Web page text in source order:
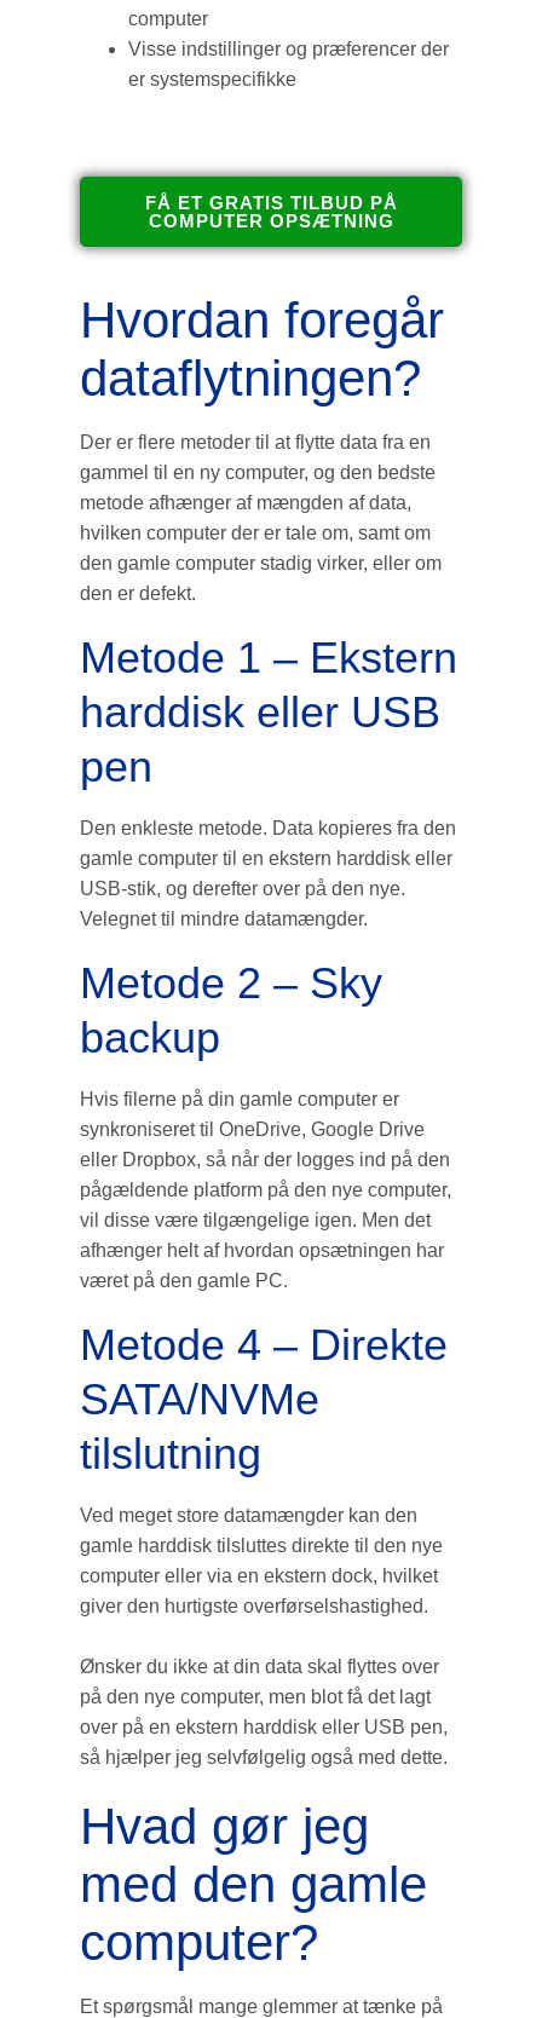
computer
Visse indstillinger og præferencer der
er systemspecifikke
FÅ ET GRATIS TILBUD PÅ
COMPUTER OPSÆTNING
Hvordan foregår
dataflytningen?
Der er flere metoder til at flytte data fra en
gammel til en ny computer, og den bedste
metode afhænger af mængden af data,
hvilken computer der er tale om, samt om
den gamle computer stadig virker, eller om
den er defekt.
Metode 1 – Ekstern
harddisk eller USB
pen
Den enkleste metode. Data kopieres fra den
gamle computer til en ekstern harddisk eller
USB-stik, og derefter over på den nye.
Velegnet til mindre datamængder.
Metode 2 – Sky
backup
Hvis filerne på din gamle computer er
synkroniseret til OneDrive, Google Drive
eller Dropbox, så når der logges ind på den
pågældende platform på den nye computer,
vil disse være tilgængelige igen. Men det
afhænger helt af hvordan opsætningen har
været på den gamle PC.
Metode 4 – Direkte
SATA/NVMe
tilslutning
Ved meget store datamængder kan den
gamle harddisk tilsluttes direkte til den nye
computer eller via en ekstern dock, hvilket
giver den hurtigste overførselshastighed.
Ønsker du ikke at din data skal flyttes over
på den nye computer, men blot få det lagt
over på en ekstern harddisk eller USB pen,
så hjælper jeg selvfølgelig også med dette.
Hvad gør jeg
med den gamle
computer?
Et spørgsmål mange glemmer at tænke på